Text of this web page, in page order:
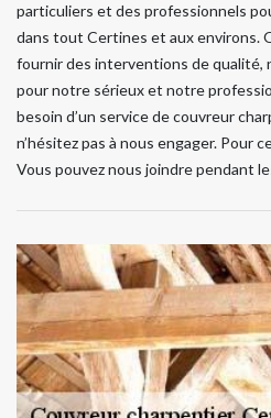
particuliers et des professionnels
dans tout Certines et aux environs.
fournir des interventions de qualité,
pour notre sérieux et notre
besoin d’un service de couvreur
n’hésitez pas à nous engager. Pour
Vous pouvez nous joindre pendant